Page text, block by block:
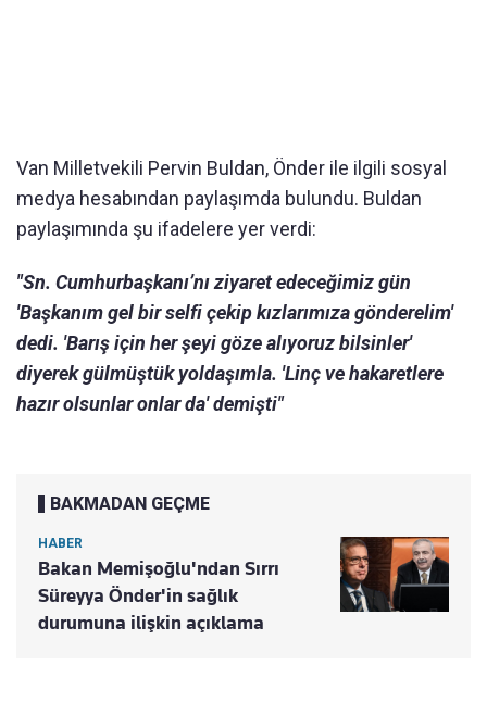
Van Milletvekili Pervin Buldan, Önder ile ilgili sosyal
medya hesabından paylaşımda bulundu. Buldan
paylaşımında şu ifadelere yer verdi:
"Sn. Cumhurbaşkanı’nı ziyaret edeceğimiz gün
'Başkanım gel bir selfi çekip kızlarımıza gönderelim'
dedi. 'Barış için her şeyi göze alıyoruz bilsinler'
diyerek gülmüştük yoldaşımla. 'Linç ve hakaretlere
hazır olsunlar onlar da' demişti"
BAKMADAN GEÇME
HABER
Bakan Memişoğlu'ndan Sırrı
Süreyya Önder'in sağlık
durumuna ilişkin açıklama